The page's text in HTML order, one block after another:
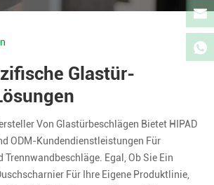
Glastür-
Von Glastürbeschlägen Bietet HIPAD
ODM-Kundendienstleistungen Für
Trennwandbeschläge. Egal, Ob Sie Ein
Für Ihre Eigene Produktlinie,